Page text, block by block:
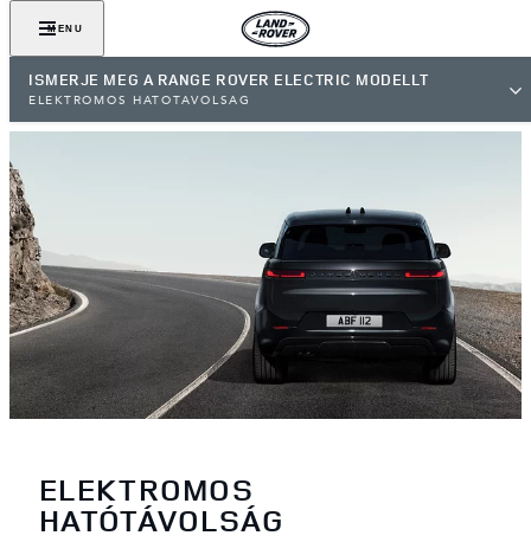
MENU
ISMERJE MEG A RANGE ROVER ELECTRIC MODELLT
ELEKTROMOS HATÓTÁVOLSÁG
ELEKTROMOS
HATÓTÁVOLSÁG